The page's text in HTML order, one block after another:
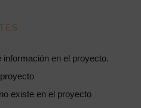
información en el proyecto.
existe en el proyecto